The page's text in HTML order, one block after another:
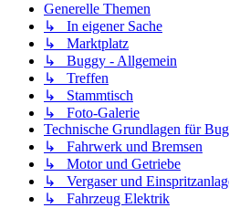
Generelle Themen
↳ In eigener Sache
↳ Marktplatz
↳ Buggy - Allgemein
↳ Treffen
↳ Stammtisch
↳ Foto-Galerie
Technische Grundlagen für
↳ Fahrwerk und Bremsen
↳ Motor und Getriebe
↳ Vergaser und
↳ Fahrzeug Elektrik